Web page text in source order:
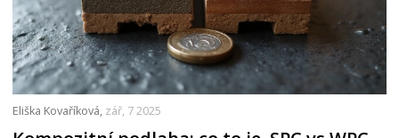
Eliška Kovaříková, zář, 7 2025